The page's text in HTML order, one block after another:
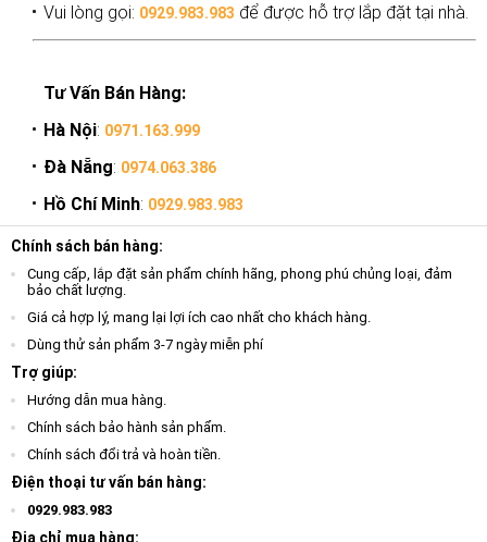
Vui lòng gọi: 0929.983.983 để được hỗ trợ lắp đặt tại nhà.
Tư Vấn Bán Hàng:
Hà Nội: 0971.163.999
Đà Nẵng: 0974.063.386
Hồ Chí Minh: 0929.983.983
Chính sách bán hàng:
Cung cấp, lắp đặt sản phẩm chính hãng, phong phú chủng loại, đảm
bảo chất lượng.
Giá cả hợp lý, mang lại lợi ích cao nhất cho khách hàng.
Dùng thử sản phẩm 3-7 ngày miễn phí
Trợ giúp:
Hướng dẫn mua hàng.
Chính sách bảo hành sản phẩm.
Chính sách đổi trả và hoàn tiền.
Điện thoại tư vấn bán hàng:
0929.983.983
Địa chỉ mua hàng: